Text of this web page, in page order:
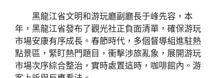
黑龍江省文明和游玩廳副廳長于峰先容，本
年，黑龍江省發布了觀光社正負面清單，確保游玩
市場安康有序成長。春節時代，多個督導組進駐熱
點景區，緊盯熱門題目，衝擊涉旅亂象，展開游玩
市場次序綜合整治，實時處置這時，咖啡館內。游